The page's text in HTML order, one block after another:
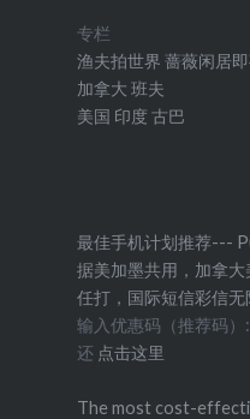
专栏
渔夫拍世界 蔷薇闲居
加拿大 班夫
美国 印度 古巴
最佳手机计划推荐---
据美加墨共用，加拿
任打，国际短信彩信无
输入优惠码（推荐码）:
还 点击这里
The most cost-